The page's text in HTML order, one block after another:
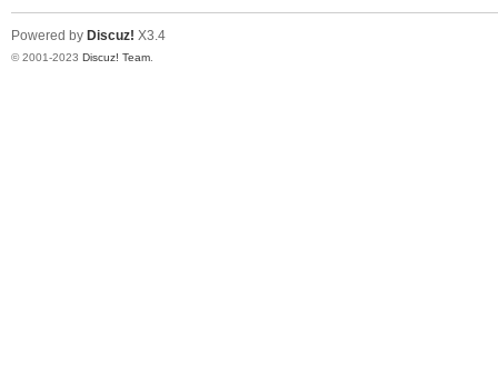
Powered by Discuz! X3.4
© 2001-2023 Discuz! Team